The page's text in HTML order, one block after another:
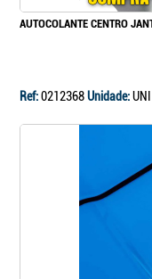
AUTOCOLANTE CENTRO
Ref:0212368Unidade:UNI